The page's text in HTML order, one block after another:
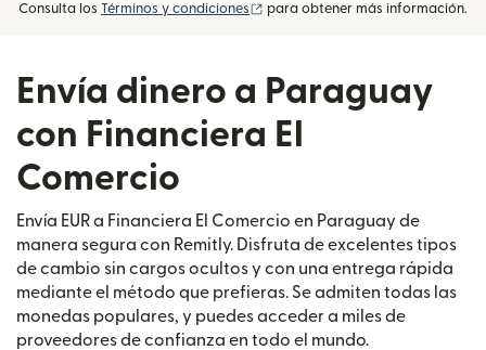
Consulta los Términos y condiciones (se abre en una ventana nueva)
para obtener más información.
Envía dinero a Paraguay
con Financiera El
Comercio
Envía EUR a Financiera El Comercio en Paraguay de
manera segura con Remitly. Disfruta de excelentes tipos
de cambio sin cargos ocultos y con una entrega rápida
mediante el método que prefieras. Se admiten todas las
monedas populares, y puedes acceder a miles de
proveedores de confianza en todo el mundo.